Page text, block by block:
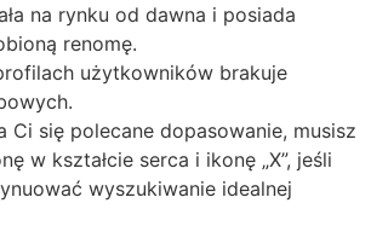
na rynku od dawna i posiada
renomę.
użytkowników brakuje
Ci się polecane dopasowanie, musisz
w kształcie serca i ikonę „X”, jeśli
wyszukiwanie idealnej